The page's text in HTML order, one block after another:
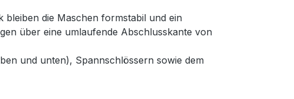
die Maschen formstabil und ein
über eine umlaufende Abschlusskante von
und unten), Spannschlössern sowie dem